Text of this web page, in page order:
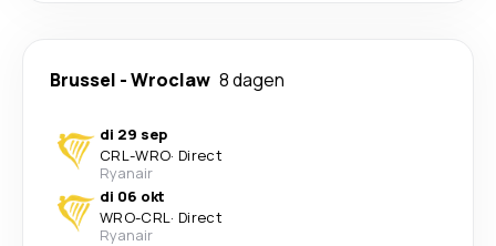
Brussel -Wroclaw 8 dagen
di 29 sep
CRL-WRO· Direct
Ryanair
di 06 okt
WRO-CRL· Direct
Ryanair